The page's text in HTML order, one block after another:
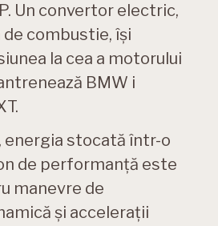
Un convertor electric,
combustie, îşi
la cea a motorului
BMW i
energia stocată într-o
de performanţă este
manevre de
şi acceleraţii